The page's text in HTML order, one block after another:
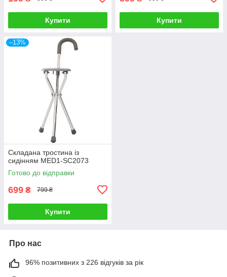
Купити Купити
–13%
Складана тростина із
сидінням MED1-SC2073
Готово до відправки
699 ₴ 799 ₴
Купити
Про нас
96% позитивних з 226 відгуків за рік